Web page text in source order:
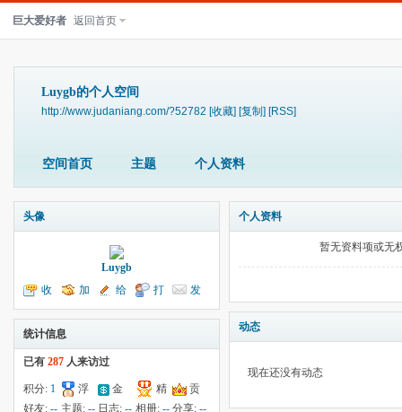
巨大爱好者 返回首页
Luygb的个人空间
http://www.judaniang.com/?52782 [收藏] [复制] [RSS]
空间首页 主题 个人资料
头像
Luygb
收
听TA
加
为好友
给
我留言
打
个招呼
发
送消息
统计信息
已有 287 人来访过
积分: 1
浮
云:736
金
钱:--
精
华:--
贡
献:--
好友: -- 主题: -- 日志:-- 相册: -- 分享:--
个人资料
暂无资料项或无
动态
现在还没有动态